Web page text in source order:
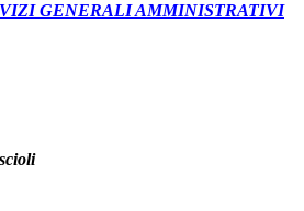
GENERALI AMMINISTRATIVI